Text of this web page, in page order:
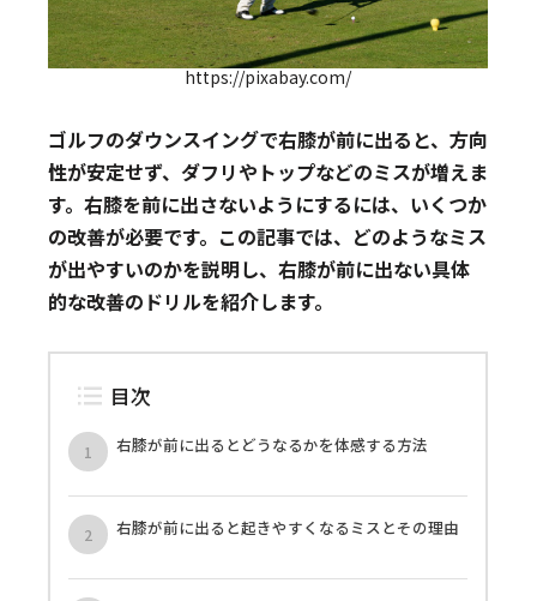
https://pixabay.com/
ゴルフのダウンスイングで右膝が前に出ると、方向
性が安定せず、ダフリやトップなどのミスが増えま
す。右膝を前に出さないようにするには、いくつか
の改善が必要です。この記事では、どのようなミス
が出やすいのかを説明し、右膝が前に出ない具体
的な改善のドリルを紹介します。
目次
右膝が前に出るとどうなるかを体感する方法
右膝が前に出ると起きやすくなるミスとその理由